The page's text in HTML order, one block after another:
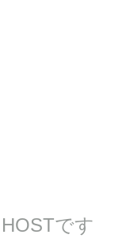
です